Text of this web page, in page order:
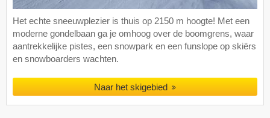
Het echte sneeuwplezier is thuis op 2150 m hoogte! Met een
moderne gondelbaan ga je omhoog over de boomgrens, waar
aantrekkelijke pistes, een snowpark en een funslope op skiërs
en snowboarders wachten.
Naar het skigebied